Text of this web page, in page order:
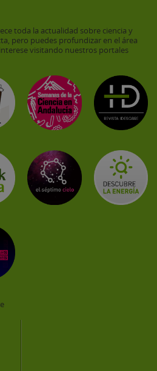
toda la actualidad sobre ciencia y
pero puedes profundizar en el área
visitando nuestros portales